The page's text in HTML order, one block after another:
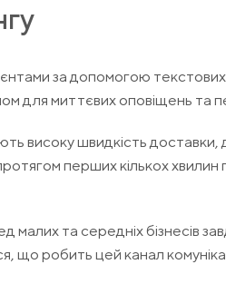
за допомогою текстових
для миттєвих оповіщень та
високу швидкість доставки,
перших кількох
та середніх бізнесів
що робить цей канал